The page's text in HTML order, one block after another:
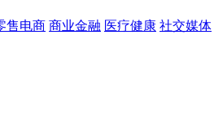
售电商 商业金融 医疗健康 社交媒体